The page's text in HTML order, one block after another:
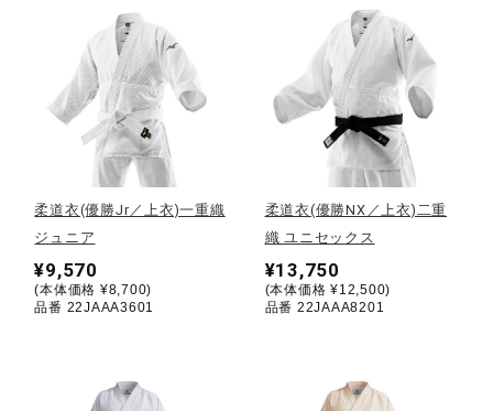
ジュニア／キッズ
メディカル
コラボ／ライセンス
セール
その他
柔道衣(優勝Jr／上衣)一重織
ジュニア
¥9,570
(本体価格 ¥8,700)
品番 22JAAA3601
柔道衣(優勝NX／上衣)二重
織 ユニセックス
¥13,750
(本体価格 ¥12,500)
品番 22JAAA8201